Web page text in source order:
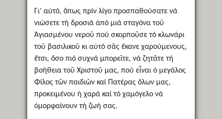
Γι’ αὐτό, ὅπως πρίν λίγο προσπαθούσατε νά
νιώσετε τή δροσιά ἀπό μιά σταγόνα τοῦ
Ἁγιασμένου νεροῦ πού σκορποῦσε τό κλωνάρι
τοῦ βασιλικοῦ κι αὐτό σᾶς ἔκανε χαρούμενους,
ἔτσι, ὅσο πιό συχνά μπορεῖτε, νά ζητᾶτε τή
βοήθεια τοῦ Χριστοῦ μας, πού εἶναι ὁ μεγάλος
Φίλος τῶν παιδιῶν καί Πατέρας ὅλων μας,
προκειμένου ἡ χαρά καί τό χαμόγελο νά
ὀμορφαίνουν τή ζωή σας.